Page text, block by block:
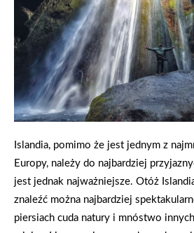
Islandia, pomimo że jest jednym z
Europy, należy do najbardziej
jest jednak najważniejsze. Otóż
znaleźć można najbardziej
piersiach cuda natury i mnóstwo